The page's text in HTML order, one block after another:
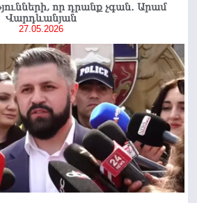
որ դրանք չգան․ Արամ
Վարդևանյան
27.05.2026